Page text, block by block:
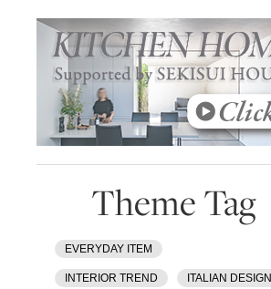
Theme Tag
EVERYDAY ITEM
INTERIOR TREND ITALIAN DESIGN